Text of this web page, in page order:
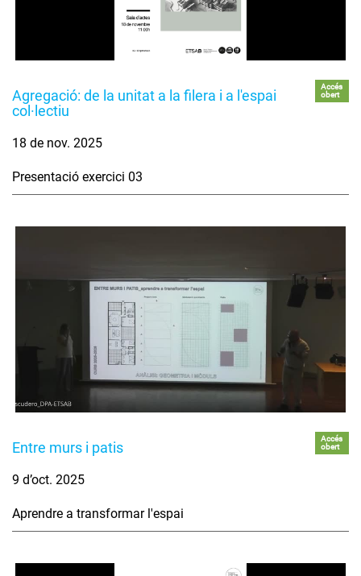
Agregació: de la unitat a la filera i a l'espai
col·lectiu
Accés
obert
18 de nov. 2025
Presentació exercici 03
Entre murs i patis
Accés
obert
9 d’oct. 2025
Aprendre a transformar l'espai